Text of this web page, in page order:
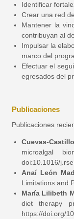
Identificar
Crear una red
Mantener la
contribuyan al
Impulsar la
marco del
Efectuar el
egresados del
Publicaciones
Publicaciones
Cuevas-
microalgal
doi:10.1016/
Anaí León
Limitations and
María Lilibeth
diet therapy
https://doi.org/